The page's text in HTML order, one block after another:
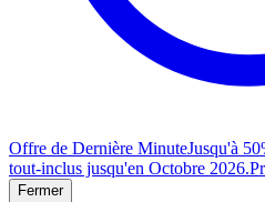
Offre de Dernière MinuteJusqu'à
tout-inclus jusqu'en Octobre 2026.P
Fermer